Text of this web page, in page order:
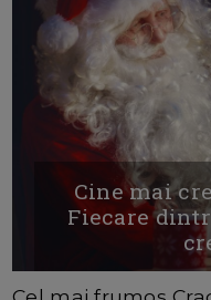
Cine mai
Fiecare